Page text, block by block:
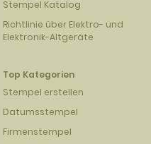
Stempel Katalog
Richtlinie über Elektro- und
Elektronik-Altgeräte
Top Kategorien
Stempel erstellen
Datumsstempel
Firmenstempel